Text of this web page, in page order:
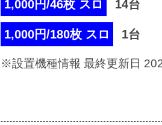
1,000円/46枚 スロ 14台
1,000円/180枚 スロ 1台
※設置機種情報 最終更新日